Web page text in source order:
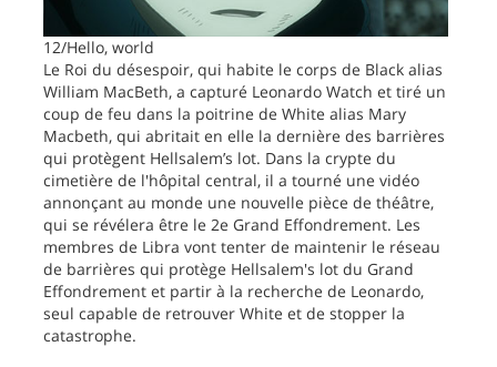
12/Hello, world
Le Roi du désespoir, qui habite le corps de Black alias
William MacBeth, a capturé Leonardo Watch et tiré un
coup de feu dans la poitrine de White alias Mary
Macbeth, qui abritait en elle la dernière des barrières
qui protègent Hellsalem’s lot. Dans la crypte du
cimetière de l'hôpital central, il a tourné une vidéo
annonçant au monde une nouvelle pièce de théâtre,
qui se révélera être le 2e Grand Effondrement. Les
membres de Libra vont tenter de maintenir le réseau
de barrières qui protège Hellsalem's lot du Grand
Effondrement et partir à la recherche de Leonardo,
seul capable de retrouver White et de stopper la
catastrophe.